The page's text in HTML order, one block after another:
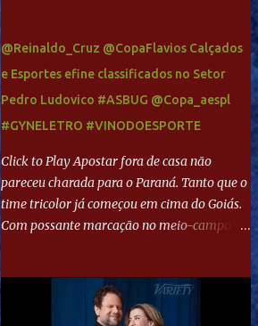
@Reinaldo_Cruz @CopaFlavios Calçados
e Esportes efine classificados no Setor
Pedro Ludovico #ASBUG @Copa_aespl
#GYNELETRO #VINODOESPORTE
Click to Play Apostar fora de casa não
pareceu charada para o Paraná. Tanto que o
time tricolor já começou em cima do Goiás.
Com possante marcação no meio-campo e
direita, invadiu a área e bateu cruzado no
canto, sem chance para Harlei. Tal qual o